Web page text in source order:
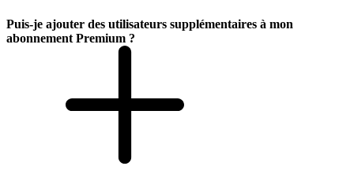
Puis-je ajouter des utilisateurs supplémentaires à mon
abonnement Premium ?